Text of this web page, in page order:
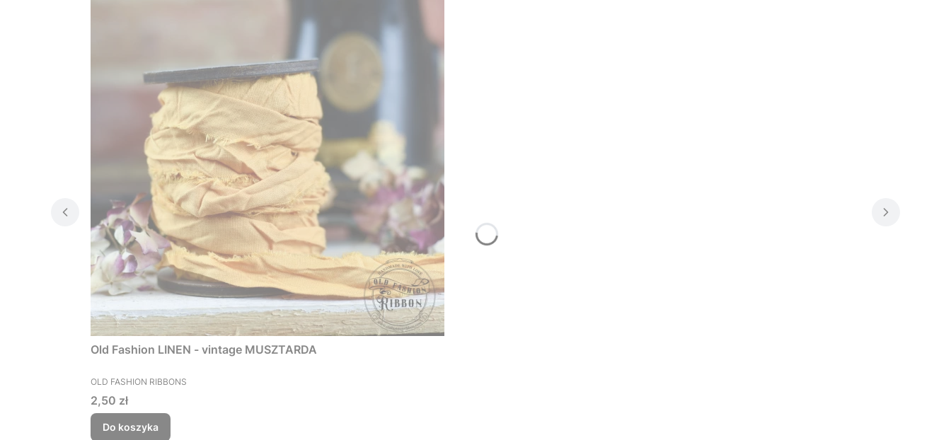
Old Fashion LINEN - vintage MUSZTARDA
PRODUCENT
OLD FASHION RIBBONS
Cena
2,50 zł
Do koszyka